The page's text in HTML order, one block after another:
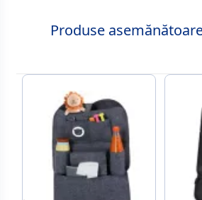
Produse